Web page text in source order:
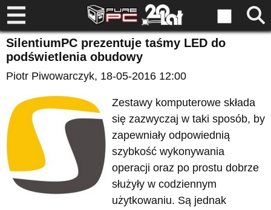
SilentiumPC prezentuje taśmy LED do
podświetlenia obudowy
Piotr Piwowarczyk, 18-05-2016 12:00
Zestawy komputerowe składa
się zazwyczaj w taki sposób, by
zapewniały odpowiednią
szybkość wykonywania
operacji oraz po prostu dobrze
służyły w codziennym
użytkowaniu. Są jednak